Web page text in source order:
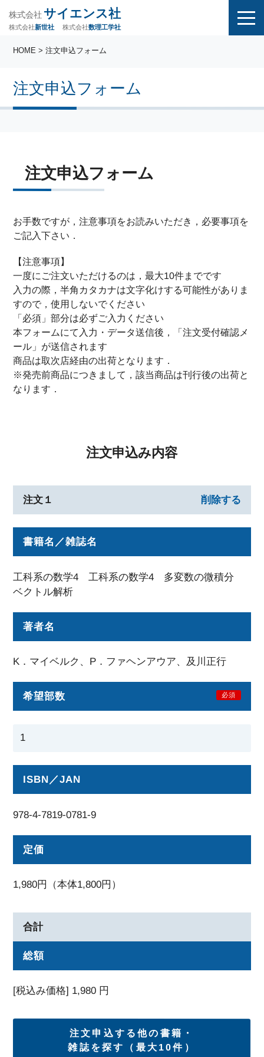
株式会社 サイエンス社
株式会社新世社 株式会社数理工学社
注文申込フォーム
HOME > 注文申込フォーム
注文申込フォーム
お手数ですが，注意事項をお読みいただき，必要事項を
ご記入下さい．
【注意事項】
一度にご注文いただけるのは，最大10件までです
入力の際，半角カタカナは文字化けする可能性がありま
すので，使用しないでください
「必須」部分は必ずご入力ください
本フォームにて入力・データ送信後，「注文受付確認メ
ール」が送信されます
商品は取次店経由の出荷となります．
※発売前商品につきまして，該当商品は刊行後の出荷と
なります．
注文申込み内容
注文１ 削除する
書籍名／雑誌名
工科系の数学4 工科系の数学4 多変数の微積分
ベクトル解析
著者名
K．マイベルク、P．ファヘンアウア、及川正行
希望部数 必須
ISBN／JAN
978-4-7819-0781-9
定価
1,980円（本体1,800円）
合計
総額
[税込み価格] 1,980 円
注文申込する他の書籍・
雑誌を探す（最大10件）